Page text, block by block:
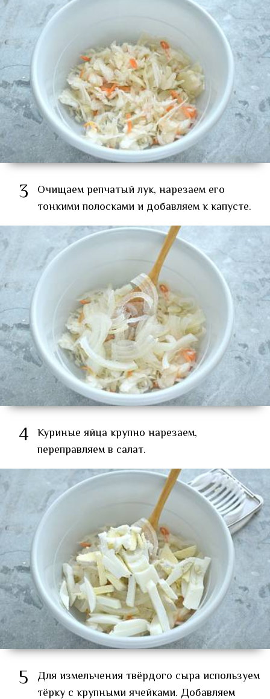
3
Очищаем репчатый лук, нарезаем его
тонкими полосками и добавляем к капусте.
4 Куриные яйца крупно нарезаем,
переправляем в салат.
5
Для измельчения твёрдого сыра используем
тёрку с крупными ячейками. Добавляем